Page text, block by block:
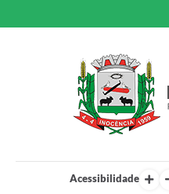
Acessibilidade